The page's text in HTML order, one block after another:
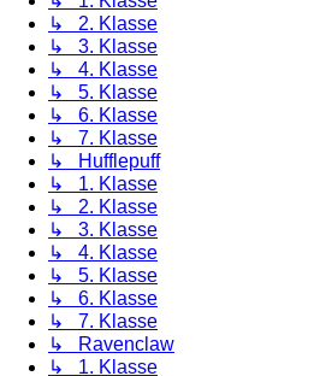
↳ 2. Klasse
↳ 3. Klasse
↳ 4. Klasse
↳ 5. Klasse
↳ 6. Klasse
↳ 7. Klasse
↳ Hufflepuff
↳ 1. Klasse
↳ 2. Klasse
↳ 3. Klasse
↳ 4. Klasse
↳ 5. Klasse
↳ 6. Klasse
↳ 7. Klasse
↳ Ravenclaw
↳ 1. Klasse